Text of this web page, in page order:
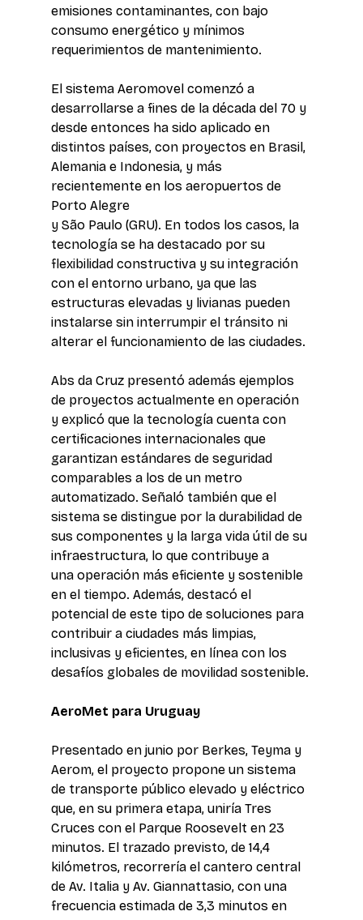
emisiones contaminantes, con bajo
consumo energético y mínimos
requerimientos de mantenimiento.
El sistema Aeromovel comenzó a
desarrollarse a fines de la década del 70 y
desde entonces ha sido aplicado en
distintos países, con proyectos en Brasil,
Alemania e Indonesia, y más
recientemente en los aeropuertos de
Porto Alegre
y São Paulo (GRU). En todos los casos, la
tecnología se ha destacado por su
flexibilidad constructiva y su integración
con el entorno urbano, ya que las
estructuras elevadas y livianas pueden
instalarse sin interrumpir el tránsito ni
alterar el funcionamiento de las ciudades.
Abs da Cruz presentó además ejemplos
de proyectos actualmente en operación
y explicó que la tecnología cuenta con
certificaciones internacionales que
garantizan estándares de seguridad
comparables a los de un metro
automatizado. Señaló también que el
sistema se distingue por la durabilidad de
sus componentes y la larga vida útil de su
infraestructura, lo que contribuye a
una operación más eficiente y sostenible
en el tiempo. Además, destacó el
potencial de este tipo de soluciones para
contribuir a ciudades más limpias,
inclusivas y eficientes, en línea con los
desafíos globales de movilidad sostenible.
AeroMet para Uruguay
Presentado en junio por Berkes, Teyma y
Aerom, el proyecto propone un sistema
de transporte público elevado y eléctrico
que, en su primera etapa, uniría Tres
Cruces con el Parque Roosevelt en 23
minutos. El trazado previsto, de 14,4
kilómetros, recorrería el cantero central
de Av. Italia y Av. Giannattasio, con una
frecuencia estimada de 3,3 minutos en